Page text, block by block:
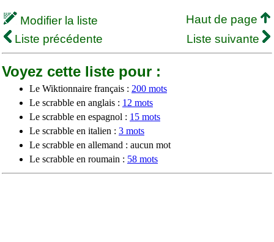
Modifier la liste
Haut de page
Liste précédente
Liste suivante
Voyez cette liste pour :
Le Wiktionnaire français : 200 mots
Le scrabble en anglais : 12 mots
Le scrabble en espagnol : 15 mots
Le scrabble en italien : 3 mots
Le scrabble en allemand : aucun mot
Le scrabble en roumain : 58 mots